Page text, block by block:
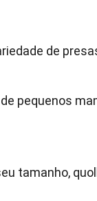
de
pequenos
tamanho,